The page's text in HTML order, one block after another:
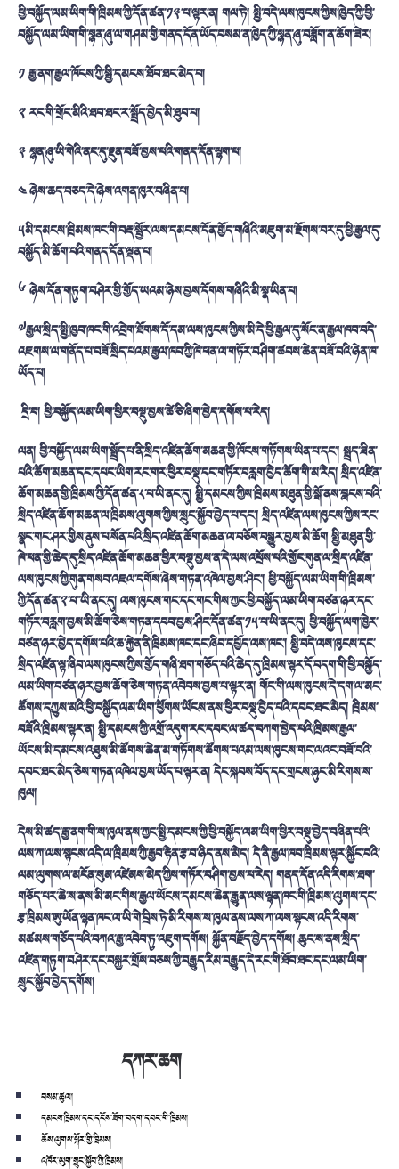
ཕྱི་བསྐྱོད་ལམ་ཡིག་གི་ཁྲིམས་ཀྱི་དོན་ཚན་༡༣་པ་ལྟར་ན།གལ་ཏེ། སྤྱི་བདེ་ལས་ཁུངས་ཀྱིས་ཁྱེད་ཀྱི་ཕྱི་
བསྐྱོད་ལམ་ཡིག་གི་སྙན་ཞུ་ལ་གཤམ་གྱི་གནད་དོན་ཡོད་བསམ་ན་ཁྱེད་ཀྱི་སྙན་ཞུ་བཟློག་ན་ཆོག་ཟེར།
༡རྒྱ་ནག་རྒྱལ་ཁོངས་ཀྱི་སྤྱི་དམངས་ཐོབ་ཐང་མེད་པ།
༢རང་གི་གྲོང་མིའི་ཐབ་ཐང་ར་སྤྲོད་བྱེད་མི་ཐུབ་པ།
༣སྙན་ཞུ་ཡི་གེའི་ནང་དུ་རྫུན་བཟོ་བྱས་པའི་གནད་དོན་ལྷག་པ།
༤ཉེས་ཆད་བཅད་དེ་ཉེས་འགན་ཁུར་བཞིན་པ།
༥མི་དམངས་ཁྲིམས་ཁང་གི་བརྡ་སྦྱོར་ལས་དམངས་དོན་གྱོད་གཞིའི་མཇུག་མ་རྫོགས་བར་དུ་ཕྱི་རྒྱལ་དུ་
བསྐྱོད་མི་ཆོག་པའི་གནད་དོན་ལྡན་པ།
༦ཉེས་དོན་གཏུག་བཤེར་གྱི་གྱོད་ཡའམ་ཉེས་བྱས་དོགས་གཞིའི་མི་སྣ་ཡིན་པ།
༧རྒྱལ་སྲིད་སྤྱི་ཁྱབ་ཁང་གི་འབྲེག་ཐོགས་དོ་དམ་ལས་ཁུངས་ཀྱིས་མི་དེ་ཕྱི་རྒྱལ་དུ་སོང་ན་རྒྱལ་ཁབ་བདེ་
འཇགས་ལ་གནོད་པ་བཟོ་སྲིད་པའམ་རྒྱལ་ཁབ་ཀྱི་ཁེ་ཕན་ལ་གཏོར་བཤིག་ཚབས་ཆེན་བཟོ་བའི་ཉེན་ཁ་
ཡོད་པ།
དྲི་བ།ཕྱི་བསྐྱོད་ལམ་ཡིག་ཕྱིར་བསྡུ་བྱས་ཚེ་ཅི་ཞིག་བྱེད་དགོས་པ་རེད།
ལན།ཕྱི་བསྐྱོད་ལམ་ཡིག་སྤྲོད་པ་ནི་སྲིད་འཛིན་ཆོག་མཆན་གྱི་ཁོངས་གཏོགས་ཡིན་པ་དང་།སྤྲད་ཟིན་
པའི་ཆོག་མཆན་དང་དཔང་ཡིག་རང་གར་ཕྱིར་བསྡུ་དང་གཏོར་བརླག་བྱེད་ཆོག་གི་མ་རེད།སྲིད་འཛིན་
ཆོག་མཆན་གྱི་ཁྲིམས་ཀྱི་དོན་ཚན་༨་པ་ཡི་ནང་དུ།སྤྱི་དམངས་ཀྱིས་ཁྲིམས་མཐུན་གྱི་སྒོ་ནས་བླངས་པའི་
སྲིད་འཛིན་ཆོག་མཆན་ལ་ཁྲིམས་ལུགས་ཀྱིས་སྲུང་སྐྱོབ་བྱེད་པ་དང་།སྲིད་འཛིན་ལས་ཁུངས་ཀྱིས་རང་
སྣང་གང་ཤར་གྱིས་ནུས་པ་སོན་པའི་སྲིད་འཛིན་ཆོག་མཆན་ལ་བཅོས་བསྒྱུར་བྱས་མི་ཆོགསྤྱི་མཐུན་གྱི་
ཁེ་ཕན་གྱི་ཆེད་དུ་སྲིད་འཛིན་ཆོག་མཆན་ཕྱིར་བསྡུ་བྱས་ན་དེ་ལས་འཕྲོས་པའི་གྱོང་གུན་ལ་སྲིད་འཛིན་
ལས་ཁུངས་ཀྱི་གུན་གསབ་འཇལ་དགོས་ཞེས་གཏན་འཁེལ་བྱས་ཤིང་།ཕྱི་བསྐྱོད་ལམ་ཡིག་གི་ཁྲིམས་
ཀྱི་དོན་ཚན་༢་པ་་ཡི་ནང་དུ། ལས་ཁུངས་གང་དང་གང་གིས་ཀྱང་ཕྱི་བསྐྱོད་ལམ་ཡིག་བཙན་ཉར་དང་
གཏོར་བརླག་བྱས་མི་ཆོག་ཅེས་གཏན་དབབ་བྱས་ཤིང་དོན་ཚན་༡༥་པ་ཡི་ནང་དུ། ཕྱི་བསྐྱོད་ལག་ཁྱེར་
བཙན་ཉར་བྱེད་དགོས་པའི་ཆ་རྐྱེན་ནི་ཁྲིམས་ཁང་དང་ཞིབ་དཔྱོད་ལས་ཁང་།སྤྱི་བདེ་ལས་ཁུངས་དང་
སྲིད་འཛིན་ལྟ་ཞིབ་ལས་ཁུངས་ཀྱིས་གྱོད་གཞི་ཐག་གཅོད་པའི་ཆེད་དུ་ཁྲིམས་ལྟར་དོ་བདག་གི་ཕྱི་བསྐྱོད་
ལམ་ཡིག་བཙན་ཉར་བྱས་ཆོག་ཅེས་གཏན་འབེབས་བྱས་པ་ལྟར་ན།གོང་གི་ལས་ཁུངས་དེ་དག་ལ་མང་
ཚོགས་དཀྱུས་མའི་ཕྱི་བསྐྱོད་ལམ་ཡིག་ཕྱོགས་ཡོངས་ནས་ཕྱིར་བསྡུ་བྱེད་པའི་དབང་ཐང་མེད།ཁྲིམས་
བཟོའི་ཁྲིམས་ལྟར་ན།སྤྱི་དམངས་ཀྱི་འགྲོ་འདུག་རང་དབང་ལ་ཚད་བཀག་བྱེད་པའི་ཁྲིམས་རྒྱལ་
ཡོངས་མི་དམངས་འཐུས་མི་ཚོགས་ཆེན་མ་གཏོགས་ཚོགས་པའམ་ལས་ཁུངས་གང་ལའང་བཟོ་བའི་
དབང་ཐང་མེད་ཅེས་གཏན་འཁེལ་བྱས་ཡོད་པ་ལྟར་ན།དེང་སྐབས་བོད་དང་གྲངས་ཉུང་མི་རིགས་ས་
ཁུལ།
དེས་མི་ཚད་རྒྱ་ནག་གི་ས་ཁུལ་ནས་ཀྱང་སྤྱི་དམངས་ཀྱི་ཕྱི་བསྐྱོད་ལམ་ཡིག་ཕྱིར་བསྡུ་བྱེད་བཞིན་པའི་
ལས་ཀ་ལས་སྟངས་འདི་ལ་ཁྲིམས་ཀྱི་རྒྱབ་རྟེན་རྩ་བ་ཉིད་ནས་མེད།དེ་ནི་རྒྱལ་ཁབ་ཁྲིམས་ལྟར་སྐྱོང་བའི་
ལམ་ལུགས་ལ་མངོན་སུམ་འཛེམས་མེད་ཀྱིས་གཏོར་བཤིག་བྱས་པ་རེད།གནད་དོན་འདི་རིགས་ཐག་
གཅོད་པར་ཆེ་ས་ནས་མི་མང་གིས་རྒྱལ་ཡོངས་དམངས་ཆེན་རྒྱུན་ལས་ལྷན་ཁང་གི་ཁྲིམས་ལུགས་དང་
རྩ་ཁྲིམས་ཨུ་ཡོན་ལྷན་ཁང་ལ་ཡི་གེ་བྲིས་ཏེ་མི་རིགས་ས་ཁུལ་ནས་ལས་ཀ་ལས་སྟངས་འདི་རིགས་
མཚམས་གཅོད་པའི་བཀའ་རྒྱ་འབེབ་ཏུ་འཇུག་དགོས།སྐྱོན་བརྗོད་བྱེད་དགོས།ཆུང་ས་ནས་སྲིད་
འཛིན་གཏུག་བཤེར་དང་བསྐྱར་གྲོས་བཅས་ཀྱི་བརྒྱུད་རིམ་བརྒྱུད་དེ་རང་གི་ཐོབ་ཐང་དང་ལམ་ཡིག་
སྲུང་སྐྱོབ་བྱེད་དགོས།
དཀར་ཆག
བསམ་ཚུལ།
དམངས་ཁྲིམས་དང་དངོས་ཟོག་བདག་དབང་གི་ཁྲིམས།
ཆོས་ལུགས་སྐོར་གྱི་ཁྲིམས།
འཁོར་ཡུག་སྲུང་སྐྱོབ་ཀྱི་ཁྲིམས།